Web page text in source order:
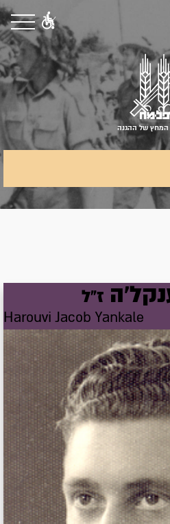
המחץ של ההגנה
ז"ל
Harouvi Jacob Yankale